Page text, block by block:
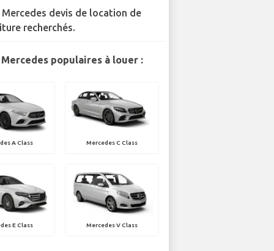
Mercedes devis de location de
recherchés.
populaires à louer :
A Class Mercedes C Class
E Class Mercedes V Class